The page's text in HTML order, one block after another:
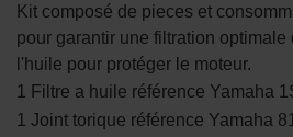
(11 avis)
Kit composé de pieces et
pour garantir une filtration optimale
l'huile pour protéger le moteur.
1 Filtre a huile référence Yamaha
1 Joint torique référence Yamaha